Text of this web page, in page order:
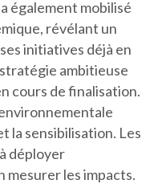
également mobilisé
révélant un
initiatives déjà en
ambitieuse
cours de finalisation.
la sensibilisation. Les
déployer
mesurer les impacts.